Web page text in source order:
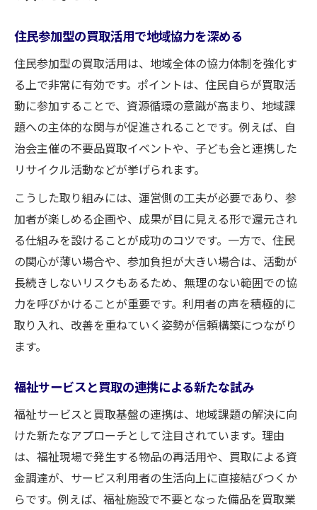
住民参加型の買取活用で地域協力を深める
住民参加型の買取活用は、地域全体の協力体制を強化す
る上で非常に有効です。ポイントは、住民自らが買取活
動に参加することで、資源循環の意識が高まり、地域課
題への主体的な関与が促進されることです。例えば、自
治会主催の不要品買取イベントや、子ども会と連携した
リサイクル活動などが挙げられます。
こうした取り組みには、運営側の工夫が必要であり、参
加者が楽しめる企画や、成果が目に見える形で還元され
る仕組みを設けることが成功のコツです。一方で、住民
の関心が薄い場合や、参加負担が大きい場合は、活動が
長続きしないリスクもあるため、無理のない範囲での協
力を呼びかけることが重要です。利用者の声を積極的に
取り入れ、改善を重ねていく姿勢が信頼構築につながり
ます。
福祉サービスと買取の連携による新たな試み
福祉サービスと買取基盤の連携は、地域課題の解決に向
けた新たなアプローチとして注目されています。理由
は、福祉現場で発生する物品の再活用や、買取による資
金調達が、サービス利用者の生活向上に直接結びつくか
らです。例えば、福祉施設で不要となった備品を買取業